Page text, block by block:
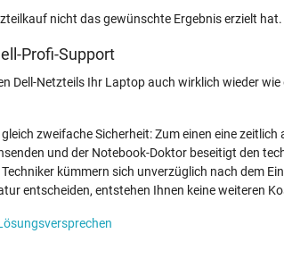
nicht das gewünschte Ergebnis erzielt hat.
Profi-Support
Dell-Netzteils Ihr Laptop auch wirklich wieder
zweifache Sicherheit: Zum einen eine
und der Notebook-Doktor beseitigt den
kümmern sich unverzüglich nach dem
entscheiden, entstehen Ihnen keine weiteren